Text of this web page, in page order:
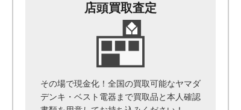
店頭買取査定
その場で現金化！全国の買取可能なヤマダ
デンキ・ベスト電器まで買取品と本人確認